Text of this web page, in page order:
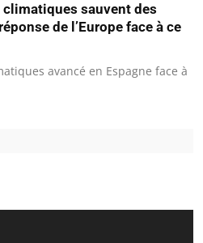
climatiques sauvent des
de l’Europe face à ce
avancé en Espagne face à